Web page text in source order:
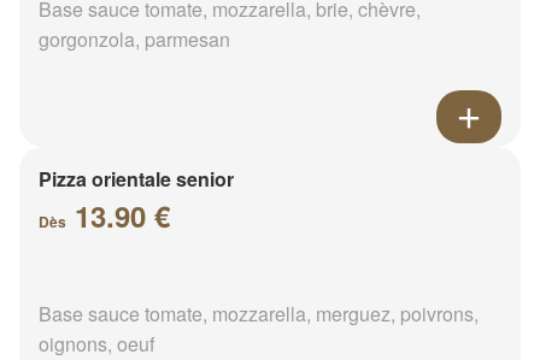
Base sauce tomate, mozzarella, brie, chèvre,
gorgonzola, parmesan
Pizza orientale senior
Dès 13.90 €
Base sauce tomate, mozzarella, merguez, poivrons,
oignons, oeuf